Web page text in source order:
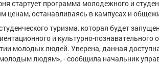
стартует программа молодежного и
ценам, останавливаясь в кампусах и
туризма, которая будет
и культурно-
молодых людей. Уверена, данная
людям», - сообщила начальник